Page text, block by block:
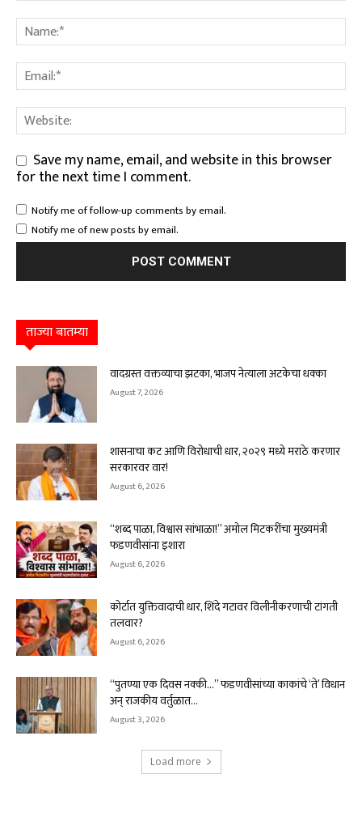
Save my name, email, and website in this browser
for the next time I comment.
Notify me of follow-up comments by email.
Notify me of new posts by email.
ताज्या बातम्या
वादग्रस्त वक्तव्याचा झटका, भाजप नेत्याला अटकेचा धक्का
August 7, 2026
शासनाचा कट आणि विरोधाची धार, २०२९ मध्ये मराठे करणार
सरकारवर वार!
August 6, 2026
“शब्द पाळा, विश्वास सांभाळा!” अमोल मिटकरींचा मुख्यमंत्री
फडणवीसांना इशारा
August 6, 2026
कोर्टात युक्तिवादाची धार, शिंदे गटावर विलीनीकरणाची टांगती
तलवार?
August 6, 2026
“पुतण्या एक दिवस नक्की…” फडणवीसांच्या काकांचे ‘ते’ विधान
अन् राजकीय वर्तुळात...
August 3, 2026
Load more